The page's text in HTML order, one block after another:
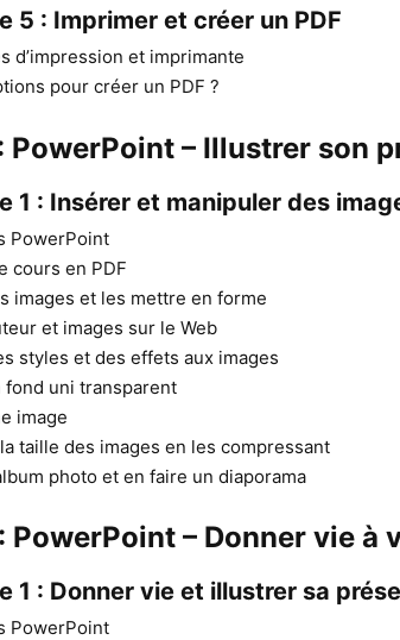
5 : Imprimer et créer un PDF
d’impression et imprimante
pour créer un PDF ?
PowerPoint – Illustrer son
1 : Insérer et manipuler des
PowerPoint
cours en PDF
images et les mettre en forme
et images sur le Web
styles et des effets aux images
fond uni transparent
image
taille des images en les compressant
photo et en faire un diaporama
PowerPoint – Donner vie à
1 : Donner vie et illustrer sa
PowerPoint